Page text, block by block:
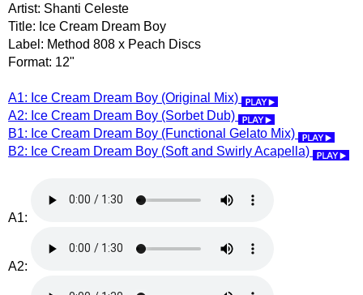
Artist: Shanti Celeste
Title: Ice Cream Dream Boy
Label: Method 808 x Peach Discs
Format: 12"
A1: Ice Cream Dream Boy (Original Mix)
A2: Ice Cream Dream Boy (Sorbet Dub)
B1: Ice Cream Dream Boy (Functional Gelato Mix)
B2: Ice Cream Dream Boy (Soft and Swirly Acapella)
A1:
A2: